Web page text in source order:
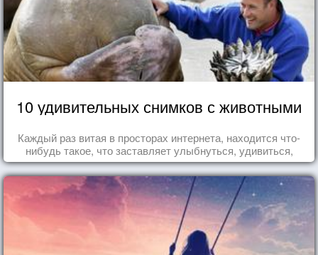
10 удивительных снимков с животными
Каждый раз витая в просторах интернета, находится что-
нибудь такое, что заставляет улыбнуться, удивиться,
восхититься...